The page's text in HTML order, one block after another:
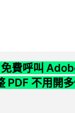
費呼叫
PDF 不用開